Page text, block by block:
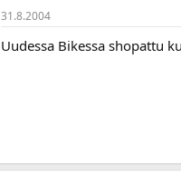
31.8.2004
Uudessa Bikessa shopattu